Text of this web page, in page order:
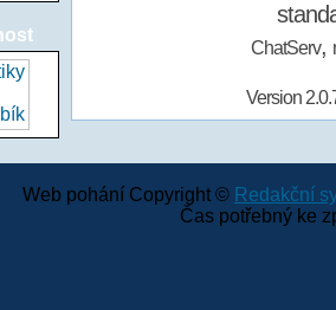
ChatServ,
Version
Web pohání Copyright © Redakční
Čas potřebný ke